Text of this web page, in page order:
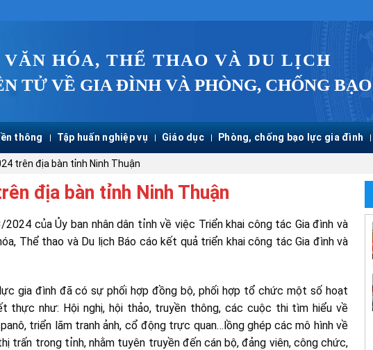
VĂN HÓA, THỂ THAO VÀ DU LỊCH
TỬ VỀ GIA ĐÌNH VÀ PHÒNG, CHỐNG
thông Tập huấn nghiệp vụ Giáo dục Phòng, chống bạo lực gia đình
trên địa bàn tỉnh Ninh Thuận
địa bàn tỉnh Ninh Thuận
của Ủy ban nhân dân tỉnh về việc Triển khai công tác Gia đình và
Thể thao và Du lịch Báo cáo kết quả triển khai công tác Gia đình và
gia đình đã có sự phối hợp đồng bộ, phối hợp tổ chức một số hoạt
thực như: Hội nghị, hội thảo, truyền thông, các cuộc thi tìm hiểu về
triển lãm tranh ảnh, cổ động trực quan…lồng ghép các mô hình về
trấn trong tỉnh, nhằm tuyên truyền đến cán bộ, đảng viên, công chức,